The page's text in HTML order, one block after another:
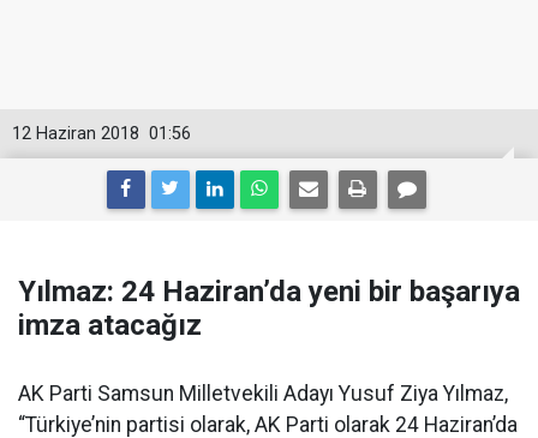
01:56
12 Haziran 2018
Yılmaz: 24 Haziran’da yeni bir başarıya
imza atacağız
AK Parti Samsun Milletvekili Adayı Yusuf Ziya Yılmaz,
“Türkiye’nin partisi olarak, AK Parti olarak 24 Haziran’da